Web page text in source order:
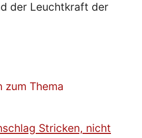
der Leuchtkraft der
zum Thema
Stricken, nicht